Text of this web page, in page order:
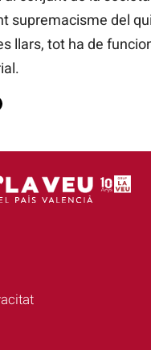
supremacisme del
llars, tot ha de